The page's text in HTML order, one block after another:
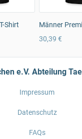
Shirt
Männer
30,39 €
e.V. Abteilung
Impressum
Datenschutz
FAQs